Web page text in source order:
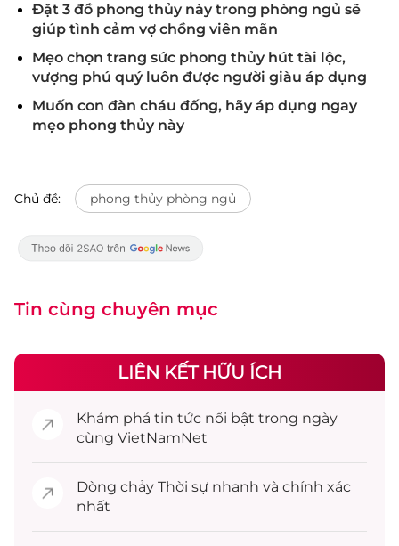
Đặt 3 đồ phong thủy này trong phòng ngủ sẽ
giúp tình cảm vợ chồng viên mãn
Mẹo chọn trang sức phong thủy hút tài lộc,
vượng phú quý luôn được người giàu áp dụng
Muốn con đàn cháu đống, hãy áp dụng ngay
mẹo phong thủy này
Chủ đề: phong thủy phòng ngủ
Tin cùng chuyên mục
LIÊN KẾT HỮU ÍCH
Khám phá tin tức nổi bật trong ngày
cùng VietNamNet
Dòng chảy Thời sự nhanh và chính xác
nhất